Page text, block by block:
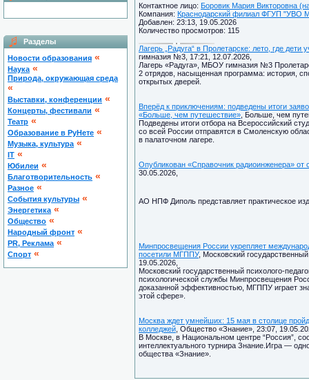
Разделы
Новости образования «
Наука «
Природа, окружающая среда
«
Выставки, конференции «
Концерты, фестивали «
Театр «
Образование в РуНете «
Музыка, культура «
IT «
Юбилеи «
Благотворительность «
Разное «
Cобытия культуры «
Энергетика «
Общество «
Народный фронт «
PR, Реклама «
Спорт «
Контактное лицо: Боровик Мария Викторовна
Компания: Краснодарский филиал ФГУП "УВО
Добавлен: 23:13, 19.05.2026
Количество просмотров: 115
Лагерь „Радуга“ в Пролетарске: лето, где
гимназия №3, 17:21, 12.07.2026,
Лагерь «Радуга», МБОУ гимназия №3
2 отрядов, насыщенная программа: история,
открытых дверей.
Вперёд к приключениям: подведены итоги
«Больше, чем путешествие» , Больше, чем
Подведены итоги отбора на Всероссийский
со всей России отправятся в Смоленскую
в палаточном лагере.
Опубликован «Справочник радиоинженера»
30.05.2026,
АО НПФ Диполь представляет практическое
Минпросвещения России укрепляет
посетили МГППУ, Московский
19.05.2026,
Московский государственный психолого-
психологической службы Минпросвещения
доказанной эффективностью, МГППУ играет
этой сфере».
Москва ждет умнейших: 15 мая в столице
колледжей , Общество «Знание», 23:07,
В Москве, в Национальном центре “Россия”,
интеллектуального турнира Знание.Игра —
общества «Знание».